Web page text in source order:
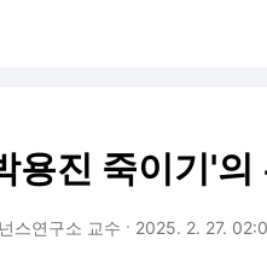
용진 죽이기'의
스연구소 교수 2025. 2. 27.